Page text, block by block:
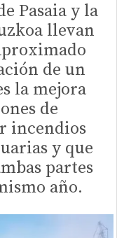
Pasaia y la
llevan
de un
la mejora
de
incendios
y que
partes
año.